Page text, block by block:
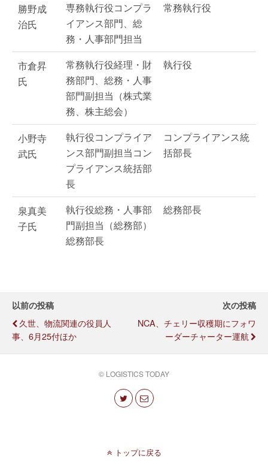
勝野成
治氏
専務執行役コンプラ
イアンス部門、総
務・人事部門担当
常務執行役
市倉昇
氏
常務執行役経理・財
務部門、総務・人事
部門副担当（株式業
務、株主総会）
執行役
小野寺
武氏
執行役コンプライア
ンス部門副担当コン
プライアンス統括部
長
コンプライアンス統
括部長
泉真美
子氏
執行役総務・人事部
門副担当（総務部）
総務部長
総務部長
以前の投稿
久世、物流関連の役員人
事、6月25付ほか
次の投稿
NCA、チェリー収穫期にフォワ
ーダーチャーター運航
© LOGISTICS TODAY
トップに戻る